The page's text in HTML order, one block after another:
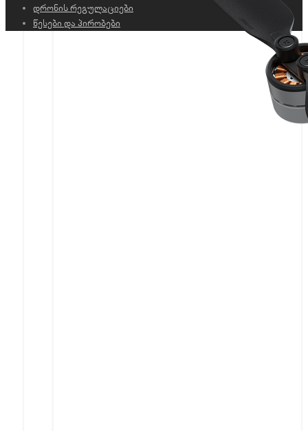
დრონის რეგულაციები
წესები და პირობები